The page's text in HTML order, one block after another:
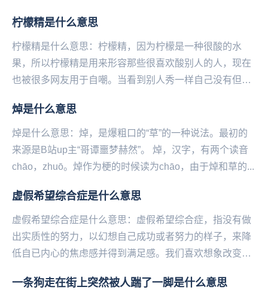
会...
柠檬精是什么意思
柠檬精是什么意思：柠檬精，因为柠檬是一种很酸的水
果，所以柠檬精是用来形容那些很喜欢酸别人的人，现在
也被很多网友用于自嘲。当看到别人秀一样自己没有但却
焯是什么意思
焯是什么意思：焯，是‌‌‌‌‌‌‌‌‌‌‌爆粗口的“草”的一种说法。最初的
来源是B站up主“哥谭噩梦赫然”。 焯，汉字，有两个读音
chāo，zhuō。焯作为梗的时候读为chāo，由于焯和草的...
虚假希望综合症是什么意思
虚假希望综合症是什么意思：虚假希望综合症，指没有做
出实质性的努力，以幻想自己成功或者努力的样子，来降
低自已内心的焦虑感并得到满足感。我们喜欢想象改变后
落...
一条狗走在街上突然被人踹了一脚是什么意思